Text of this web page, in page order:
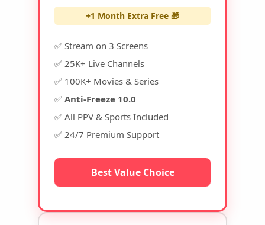
+1 Month Extra Free 🎁
✅ Stream on 3 Screens
✅ 25K+ Live Channels
✅ 100K+ Movies & Series
✅ Anti-Freeze 10.0
✅ All PPV & Sports Included
✅ 24/7 Premium Support
Best Value Choice